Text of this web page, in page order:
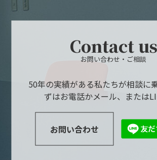
Contact us
お問い合わせ・ご相談
50年の実績がある私たちが相談に
ずはお電話かメール、または
お問い合わせ